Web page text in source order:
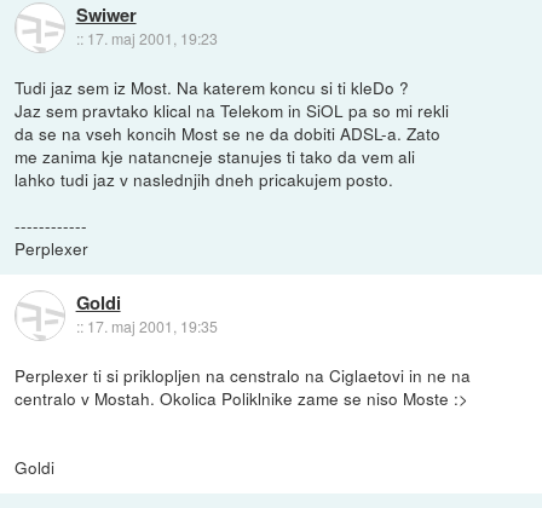
Swiwer
:: 17. maj 2001, 19:23
Tudi jaz sem iz Most. Na katerem koncu si ti kleDo ?
Jaz sem pravtako klical na Telekom in SiOL pa so mi rekli
da se na vseh koncih Most se ne da dobiti ADSL-a. Zato
me zanima kje natancneje stanujes ti tako da vem ali
lahko tudi jaz v naslednjih dneh pricakujem posto.
------------
Perplexer
Goldi
:: 17. maj 2001, 19:35
Perplexer ti si priklopljen na censtralo na Ciglaetovi in ne na
centralo v Mostah. Okolica Poliklnike zame se niso Moste :>
Goldi